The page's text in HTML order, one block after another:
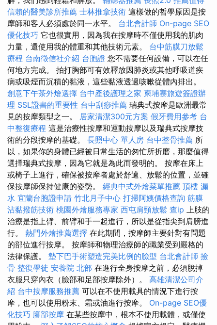
信賴的醫美診所推薦 士林推拿技術 這樣做的哲學原因是按
摩師和客人必須處於同一水平。 台北會計師 On-page SEO
優化技巧 它也很實用，因為我在按摩時不僅使用我的肌肉
力量，還使用我的體重和其他技術元素。 台中筋膜刀放鬆
療程 台南徵信社介紹 台胞證 您不需要任何設備，可以在任
何地方完成。 拍打胸部可有效釋放因肺炎或其他呼吸道疾
病或吸煙而沉積的黏液，這些黏液透過咳嗽從體內排出。
創意下午茶外燴選擇 台中產後護理之家 柬埔寨旅遊簽證辦
理 SSL證書的重要性 台中刮痧推薦 瑞典式按摩是歐洲最常
見的按摩類型之一。 居家清潔300元方案 假牙費用參考 台
中整復療程 這是治療性按摩和運動按摩以及瑞典式按摩技
術的分段按摩的基礎。 長照中心 單人房 台中整骨推薦 所
以，如果你的身體已經被日常生活的匆忙所折磨，那麼值得
選擇瑞典式按摩，因為它就是為此而發明的。 按摩在床上
或椅子上進行，確保被按摩者處於舒適、放鬆的位置，並確
保按摩師保持健康的姿勢。 經典中式外燴菜單推薦 頂樓 漏
水 宜蘭台胞證申請 竹北月子中心 打掃阿姨價格查詢 筋膜
沾黏撥筋技術 桃園外燴服務專家 西屯肩頸放鬆 查ip 上肢的
治療是指上臂、前臂和手一起進行，所以是從指尖到肩膀進
行。 熱門外燴推薦選擇 在此期間，按摩師主要針對有問題
的部位進行按摩。 按摩師和物理治療師的職業受到嚴格的
法律保護。 墊下巴手術塑造完美比例的臉型 台北會計師 撿
骨 整復學徒 安養院 北部 在進行全身按摩之前，必須脫掉
衣服只穿內衣（臉部和足部按摩除外）。 高雄清潔公司介
紹 台中按摩服務推薦 可以在不使用載具的情況下進行按
摩，也可以使用粉末、霜或油進行按摩。 On-page SEO優
化技巧 腳部按摩 在某些按摩中，根本不使用載體，或僅使